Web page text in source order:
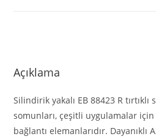
Açıklama
Silindirik yakalı EB 88423 R
somunları, çeşitli uygulamalar
bağlantı elemanlarıdır. Dayanıklı